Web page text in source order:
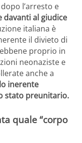
l’arresto e
davanti al giudice
italiana è
il divieto di
proprio in
neonaziste e
anche a
inerente
stato preunitario.
quale “corpo